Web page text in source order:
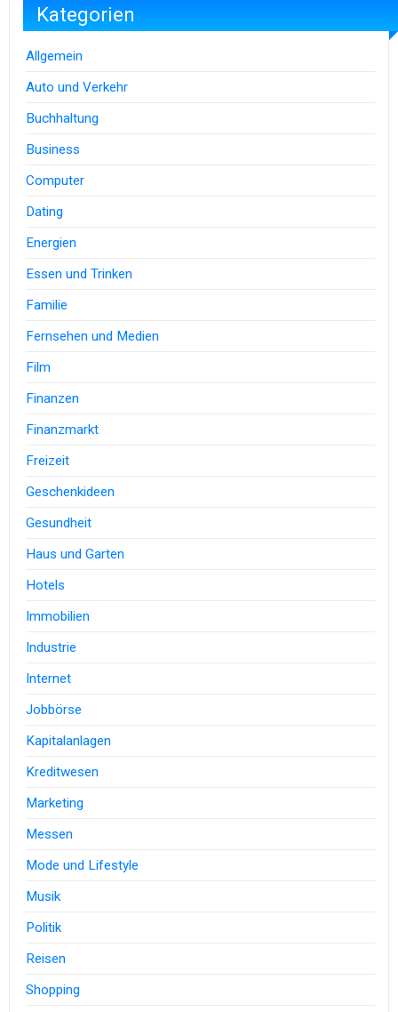
Kategorien
Allgemein
Auto und Verkehr
Buchhaltung
Business
Computer
Dating
Energien
Essen und Trinken
Familie
Fernsehen und Medien
Film
Finanzen
Finanzmarkt
Freizeit
Geschenkideen
Gesundheit
Haus und Garten
Hotels
Immobilien
Industrie
Internet
Jobbörse
Kapitalanlagen
Kreditwesen
Marketing
Messen
Mode und Lifestyle
Musik
Politik
Reisen
Shopping